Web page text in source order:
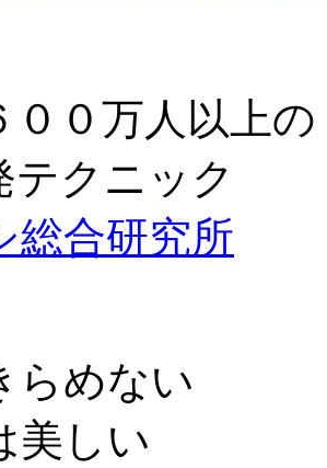
００万人以上の
テクニック
総合研究所
らめない
美しい